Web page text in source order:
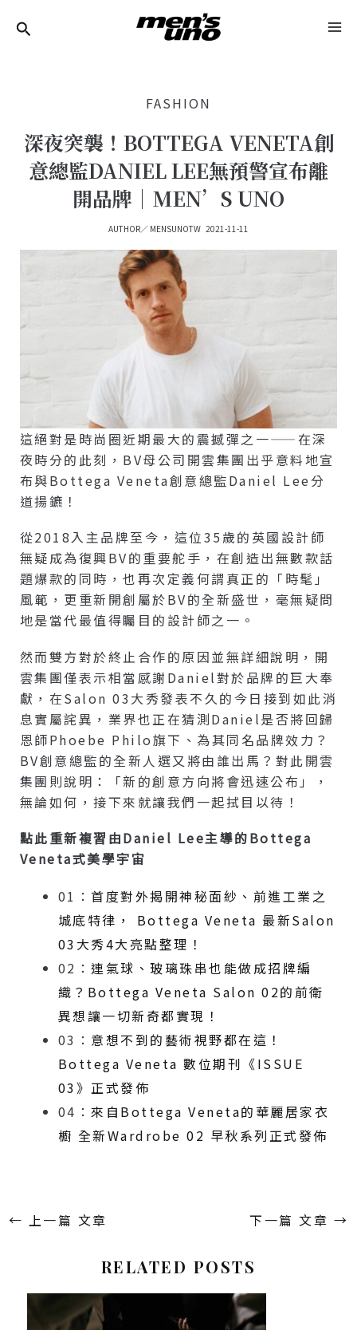
FASHION
深夜突襲！BOTTEGA VENETA創
意總監DANIEL LEE無預警宣布離
開品牌｜MEN’S UNO
AUTHOR／ MENSUNOTW 2021-11-11
這絕對是時尚圈近期最大的震撼彈之一——在深
夜時分的此刻，BV母公司開雲集團出乎意料地宣
布與Bottega Veneta創意總監Daniel Lee分
道揚鑣！
從2018入主品牌至今，這位35歲的英國設計師
無疑成為復興BV的重要舵手，在創造出無數款話
題爆款的同時，也再次定義何謂真正的「時髦」
風範，更重新開創屬於BV的全新盛世，毫無疑問
地是當代最值得矚目的設計師之一。
然而雙方對於終止合作的原因並無詳細說明，開
雲集團僅表示相當感謝Daniel對於品牌的巨大奉
獻，在Salon 03大秀發表不久的今日接到如此消
息實屬詫異，業界也正在猜測Daniel是否將回歸
恩師Phoebe Philo旗下、為其同名品牌效力？
BV創意總監的全新人選又將由誰出馬？對此開雲
集團則說明：「新的創意方向將會迅速公布」，
無論如何，接下來就讓我們一起拭目以待！
點此重新複習由Daniel Lee主導的Bottega
Veneta式美學宇宙
01：首度對外揭開神秘面紗、前進工業之
城底特律， Bottega Veneta 最新Salon
03大秀4大亮點整理！
02：連氣球、玻璃珠串也能做成招牌編
織？Bottega Veneta Salon 02的前衛
異想讓一切新奇都實現！
03： 意想不到的藝術視野都在這！
Bottega Veneta 數位期刊《ISSUE
03》正式發佈
04：來自Bottega Veneta的華麗居家衣
櫥 全新Wardrobe 02 早秋系列正式發佈
Navigation
← 上一篇 文章 下一篇 文章 →
RELATED POSTS